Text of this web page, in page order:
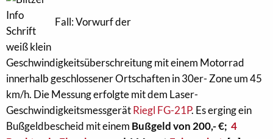
Fall: Vorwurf der
Geschwindigkeitsüberschreitung mit einem Motorrad
innerhalb geschlossener Ortschaften in 30er- Zone um 45
km/h. Die Messung erfolgte mit dem Laser-
GeschwindigkeitsmessgerätRiegl FG-21P. Es erging ein
Bußgeldbescheid mit einem Bußgeld von 200,- €; 4